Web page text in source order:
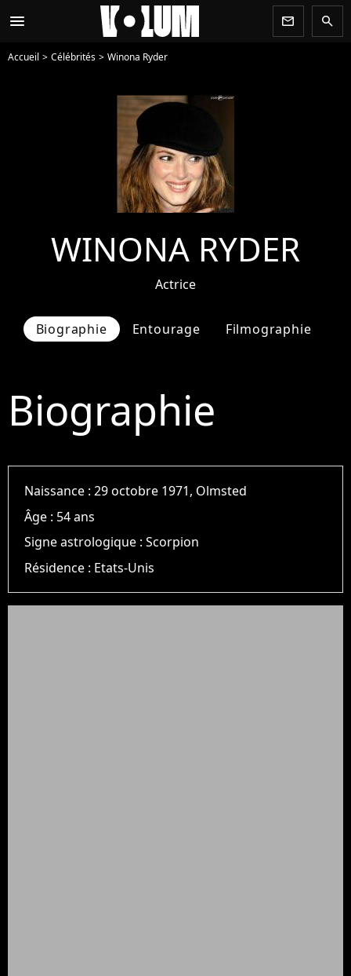
menu newsletter search
Accueil Célébrités Winona Ryder
WINONA RYDER
Actrice
Biographie Entourage Filmographie
Biographie
Naissance :29 octobre 1971, Olmsted
Âge : 54 ans
Signe astrologique :Scorpion
Résidence : Etats-Unis